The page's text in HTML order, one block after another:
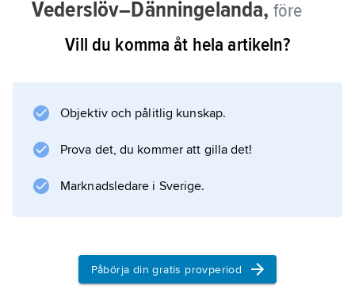
Vederslöv–Dänningelanda, före
detta församling i Växjö stift, Växjö
kommun, Småland (Kronobergs län).
Vederslöv
Vill du komma åt hela artikeln?
Objektiv och pålitlig kunskap.
Prova det, du kommer att gilla det!
Marknadsledare i Sverige.
Påbörja din gratis provperiod